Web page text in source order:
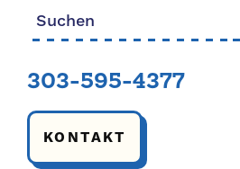
Suchen nach:
303-595-4377
KONTAKT